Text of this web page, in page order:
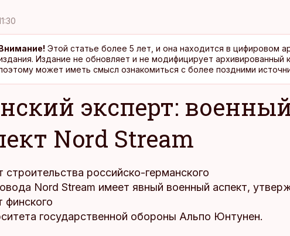
Этой статье более 5 лет, и она находится в цифировом
Издание не обновляет и не модифицирует архивированный
может иметь смысл ознакомиться с более поздними
эксперт:
Nord Stream
строительства российско-германского
Nord Stream имеет явный военный аспект,
финского
государственной обороны Альпо Юнтунен.